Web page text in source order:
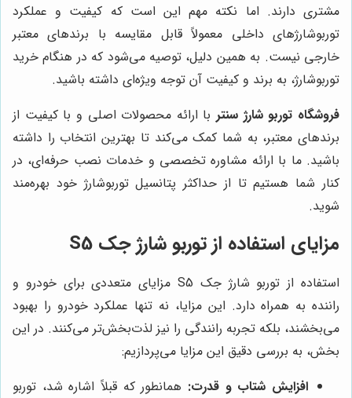
مشتری دارند. اما نکته مهم این است که کیفیت و عملکرد
توربوشارژهای داخلی معمولاً قابل مقایسه با برندهای معتبر
خارجی نیست. به همین دلیل، توصیه می‌شود که در هنگام خرید
توربوشارژ، به برند و کیفیت آن توجه ویژه‌ای داشته باشید.
فروشگاه توربو شارژ سنتر با ارائه محصولات اصلی و با کیفیت از
برندهای معتبر، به شما کمک می‌کند تا بهترین انتخاب را داشته
باشید. ما با ارائه مشاوره تخصصی و خدمات نصب حرفه‌ای، در
کنار شما هستیم تا از حداکثر پتانسیل توربوشارژ خود بهره‌مند
شوید.
مزایای استفاده از توربو شارژ جک S5
استفاده از توربو شارژ جک S5 مزایای متعددی برای خودرو و
راننده به همراه دارد. این مزایا، نه تنها عملکرد خودرو را بهبود
می‌بخشند، بلکه تجربه رانندگی را نیز لذت‌بخش‌تر می‌کنند. در این
بخش، به بررسی دقیق این مزایا می‌پردازیم:
افزایش شتاب و قدرت: همانطور که قبلاً اشاره شد، توربو